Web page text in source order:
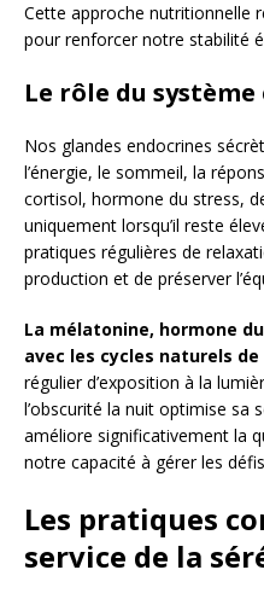
Cette approche nutritionnelle
pour renforcer notre stabilité
Le rôle du
Nos glandes endocrines
l’énergie, le sommeil, la
cortisol, hormone du stress,
uniquement lorsqu’il reste
pratiques régulières de
production et de préserver
La mélatonine, hormone
avec les cycles naturels
régulier d’exposition à la
l’obscurité la nuit optimise sa
améliore significativement la
notre capacité à gérer les
Les pratiques
service de la